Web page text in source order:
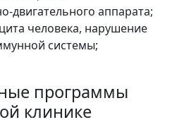
двигательного аппарата;
человека, нарушение
системы;
программы
клинике